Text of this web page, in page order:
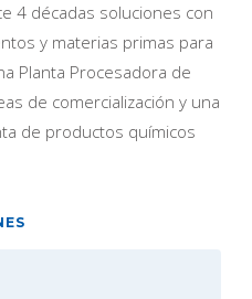
4 décadas soluciones con
y materias primas para
Planta Procesadora de
de comercialización y una
de productos químicos